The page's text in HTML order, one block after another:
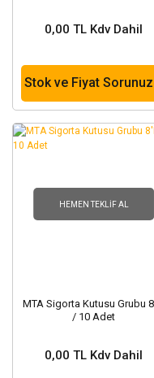
0,00 TL Kdv Dahil
Stok ve Fiyat Sorunuz
HEMEN TEKLIF AL
MTA Sigorta Kutusu Grubu
/ 10 Adet
0,00 TL Kdv Dahil